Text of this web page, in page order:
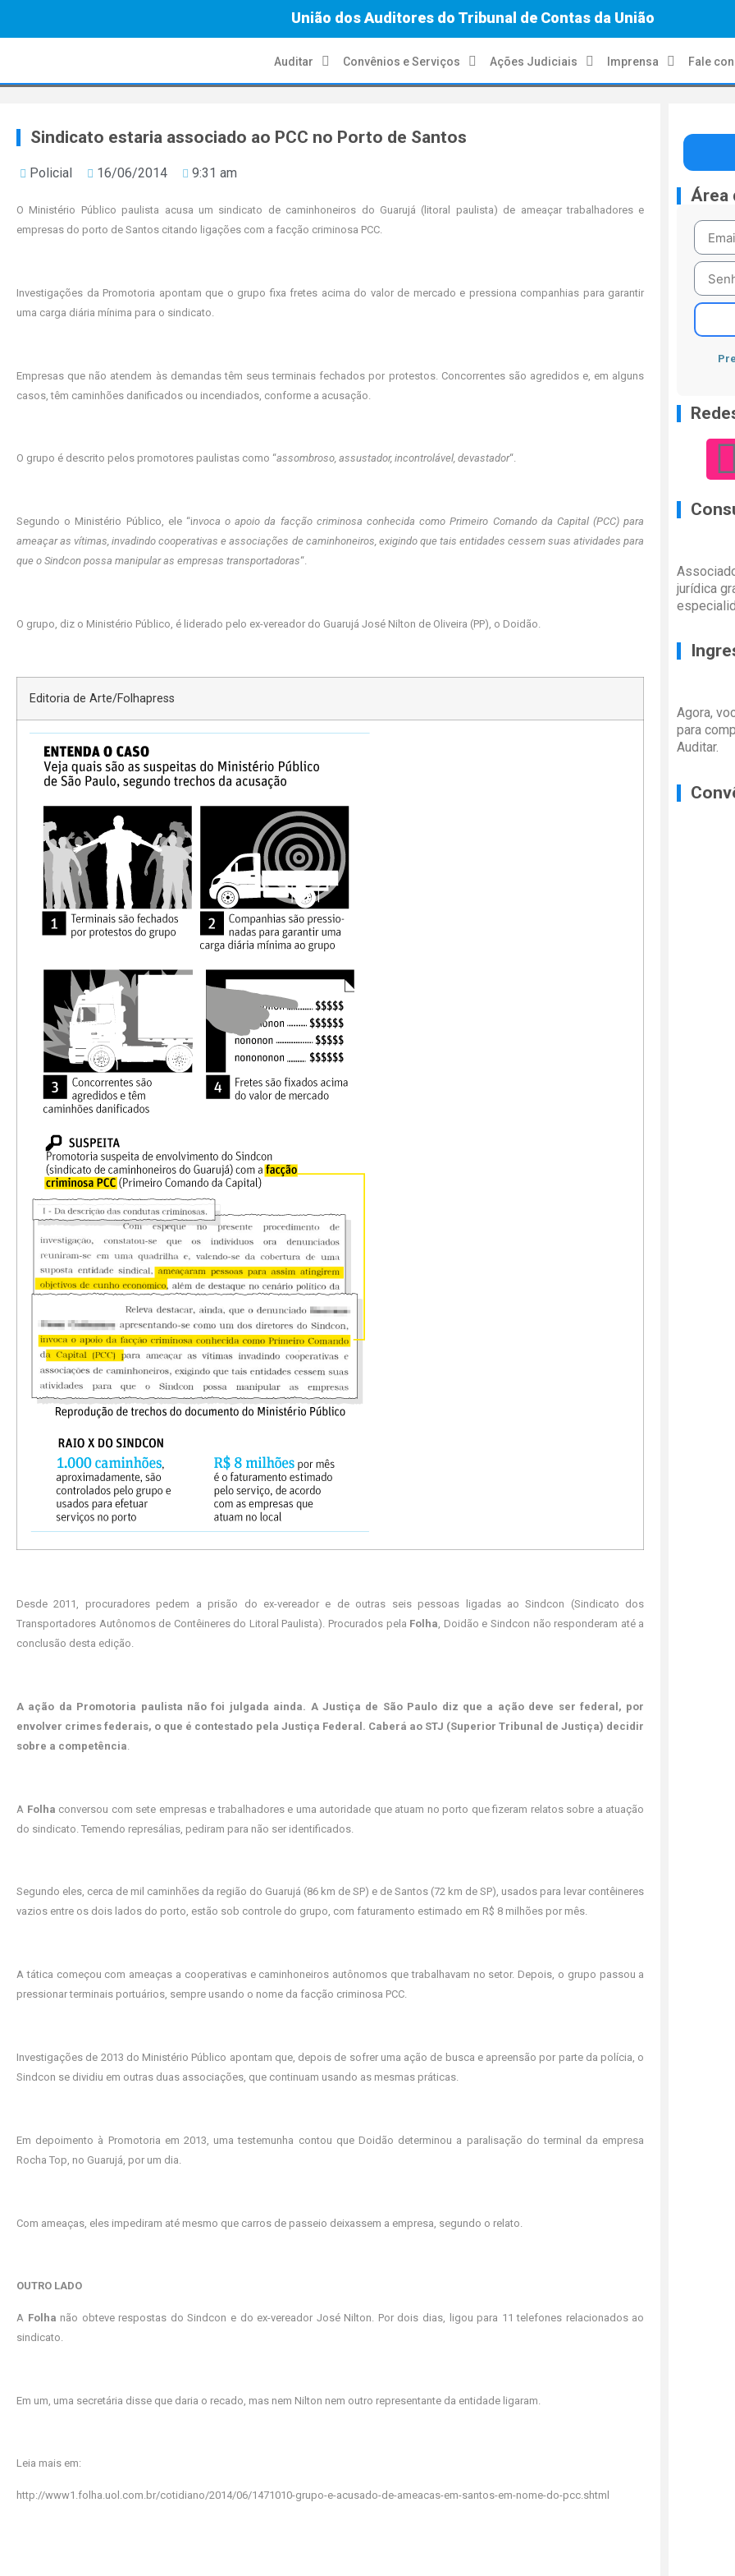
União dos Auditores do Tribunal de Contas da União
Auditar Convênios e Serviços Ações Judiciais Imprensa Fale
Sindicato estaria associado ao PCC no Porto de Santos
Policial 16/06/2014 9:31 am
O Ministério Público paulista acusa um sindicato de caminhoneiros do Guarujá (litoral paulista) de ameaçar trabalhadores e
empresas do porto de Santos citando ligações com a facção criminosa PCC.
Investigações da Promotoria apontam que o grupo fixa fretes acima do valor de mercado e pressiona companhias para garantir
uma carga diária mínima para o sindicato.
Empresas que não atendem às demandas têm seus terminais fechados por protestos. Concorrentes são agredidos e, em alguns
casos, têm caminhões danificados ou incendiados, conforme a acusação.
O grupo é descrito pelos promotores paulistas como “assombroso, assustador, incontrolável, devastador“.
Segundo o Ministério Público, ele “invoca o apoio da facção criminosa conhecida como Primeiro Comando da Capital (PCC) para
ameaçar as vítimas, invadindo cooperativas e associações de caminhoneiros, exigindo que tais entidades cessem suas atividades para
que o Sindcon possa manipular as empresas transportadoras“.
O grupo, diz o Ministério Público, é liderado pelo ex-vereador do Guarujá José Nilton de Oliveira (PP), o Doidão.
Editoria de Arte/Folhapress
Desde 2011, procuradores pedem a prisão do ex-vereador e de outras seis pessoas ligadas ao Sindcon (Sindicato dos
Transportadores Autônomos de Contêineres do Litoral Paulista). Procurados pela Folha, Doidão e Sindcon não responderam até a
conclusão desta edição.
A ação da Promotoria paulista não foi julgada ainda. A Justiça de São Paulo diz que a ação deve ser federal, por
envolver crimes federais, o que é contestado pela Justiça Federal. Caberá ao STJ (Superior Tribunal de Justiça) decidir
sobre a competência
A Folha conversou com sete empresas e trabalhadores e uma autoridade que atuam no porto que fizeram relatos sobre a atuação
do sindicato. Temendo represálias, pediram para não ser identificados.
Segundo eles, cerca de mil caminhões da região do Guarujá (86 km de SP) e de Santos (72 km de SP), usados para levar contêineres
vazios entre os dois lados do porto, estão sob controle do grupo, com faturamento estimado em R$ 8 milhões por mês.
A tática começou com ameaças a cooperativas e caminhoneiros autônomos que trabalhavam no setor. Depois, o grupo passou a
pressionar terminais portuários, sempre usando o nome da facção criminosa PCC.
Investigações de 2013 do Ministério Público apontam que, depois de sofrer uma ação de busca e apreensão por parte da polícia, o
Sindcon se dividiu em outras duas associações, que continuam usando as mesmas práticas.
Em depoimento à Promotoria em 2013, uma testemunha contou que Doidão determinou a paralisação do terminal da empresa
Rocha Top, no Guarujá, por um dia.
Com ameaças, eles impediram até mesmo que carros de passeio deixassem a empresa, segundo o relato.
OUTRO LADO
A Folha não obteve respostas do Sindcon e do ex-vereador José Nilton. Por dois dias, ligou para 11 telefones relacionados ao
sindicato.
Em um, uma secretária disse que daria o recado, mas nem Nilton nem outro representante da entidade ligaram.
Leia mais em:
http://www1.folha.uol.com.br/cotidiano/2014/06/1471010-grupo-e-acusado-de-ameacas-em-santos-em-nome-do-pcc.shtml
Área
jurídica
Agora,
para
Auditar.